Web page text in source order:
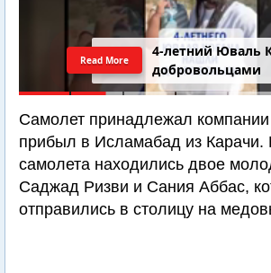
4-летний Юваль
добровольцами
Read More
Самолет принадлежал компании
прибыл в Исламабад из Карачи.
самолета находились двое
Саджад Ризви и Сания Аббас,
отправились в столицу на